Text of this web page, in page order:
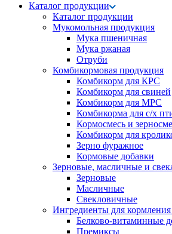
Каталог продукции
Каталог продукции
Мукомольная продукция
Мука пшеничная
Мука ржаная
Отруби
Комбикормовая продукция
Комбикорм для КРС
Комбикорм для свиней
Комбикорм для МРС
Комбикорма для с/х
Кормосмесь и
Комбикорм для
Зерно фуражное
Кормовые добавки
Зерновые, масличные и
Зерновые
Масличные
Свекловичные
Ингредиенты для
Белково-витаминные
Премиксы